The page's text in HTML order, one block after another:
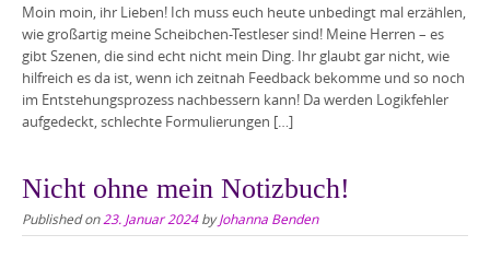
Moin moin, ihr Lieben! Ich muss euch heute unbedingt mal erzählen,
wie großartig meine Scheibchen-Testleser sind! Meine Herren – es
gibt Szenen, die sind echt nicht mein Ding. Ihr glaubt gar nicht, wie
hilfreich es da ist, wenn ich zeitnah Feedback bekomme und so noch
im Entstehungsprozess nachbessern kann! Da werden Logikfehler
aufgedeckt, schlechte Formulierungen […]
Nicht ohne mein Notizbuch!
Published on23. Januar 2024byJohanna Benden